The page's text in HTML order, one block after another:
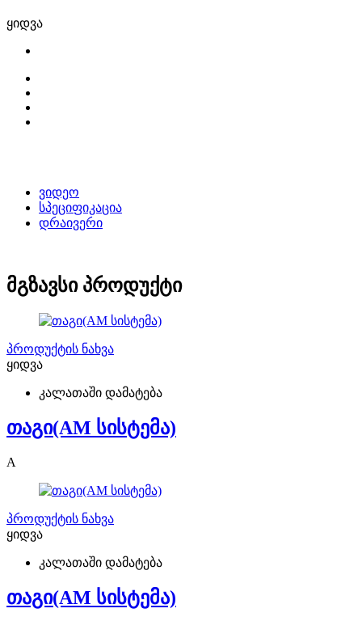
ყიდვა
ვიდეო
სპეციფიკაცია
დრაივერი
მგზავსი პროდუქტი
პროდუქტის ნახვა
ყიდვა
კალათაში დამატება
თაგი(AM სისტემა)
A
პროდუქტის ნახვა
ყიდვა
კალათაში დამატება
თაგი(AM სისტემა)